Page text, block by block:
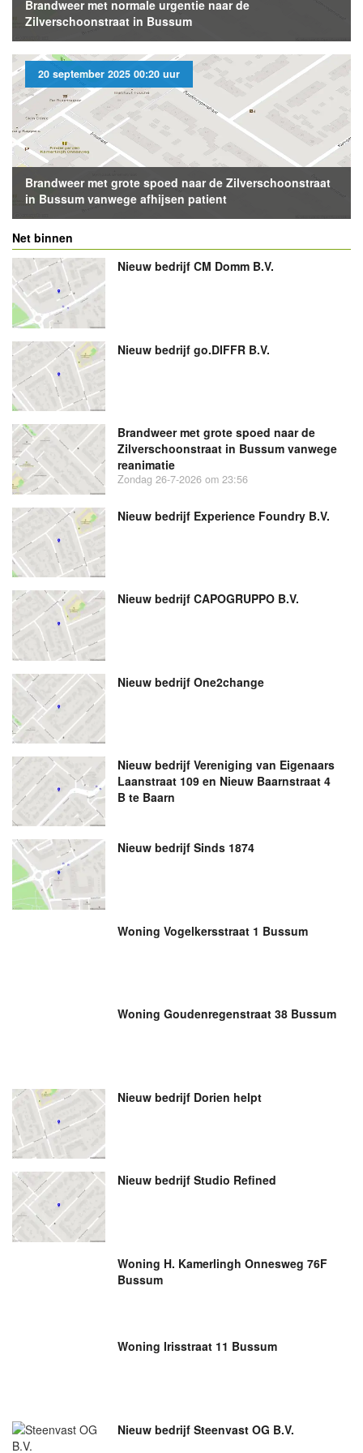
Brandweer met normale urgentie naar de
Zilverschoonstraat in Bussum
20 september 2025 00:20 uur
Brandweer met grote spoed naar de Zilverschoonstraat
in Bussum vanwege afhijsen patient
Net binnen
Nieuw bedrijf CM Domm B.V.
Nieuw bedrijf go.DIFFR B.V.
Brandweer met grote spoed naar de
Zilverschoonstraat in Bussum vanwege
reanimatie
Zondag 26-7-2026 om 23:56
Nieuw bedrijf Experience Foundry B.V.
Nieuw bedrijf CAPOGRUPPO B.V.
Nieuw bedrijf One2change
Nieuw bedrijf Vereniging van Eigenaars
Laanstraat 109 en Nieuw Baarnstraat 4
B te Baarn
Nieuw bedrijf Sinds 1874
Woning Vogelkersstraat 1 Bussum
Woning Goudenregenstraat 38 Bussum
Nieuw bedrijf Dorien helpt
Nieuw bedrijf Studio Refined
Woning H. Kamerlingh Onnesweg 76F
Bussum
Woning Irisstraat 11 Bussum
Nieuw bedrijf Steenvast OG B.V.